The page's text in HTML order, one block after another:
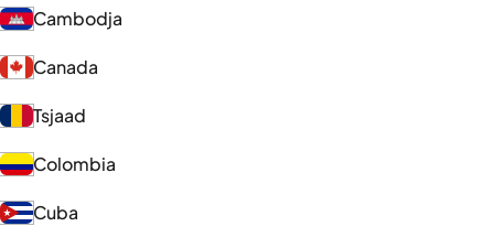
Cambodja
Canada
Tsjaad
Colombia
Cuba